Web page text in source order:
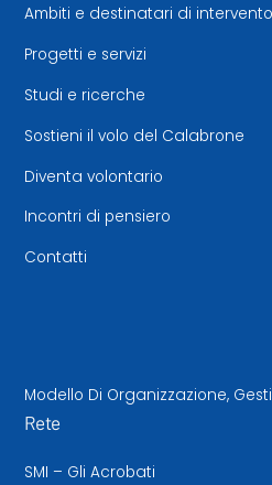
Ambiti e destinatari di intervento
Progetti e servizi
Studi e ricerche
Sostieni il volo del Calabrone
Diventa volontario
Incontri di pensiero
Contatti
Modello Di Organizzazione,
Rete
SMI – Gli Acrobati